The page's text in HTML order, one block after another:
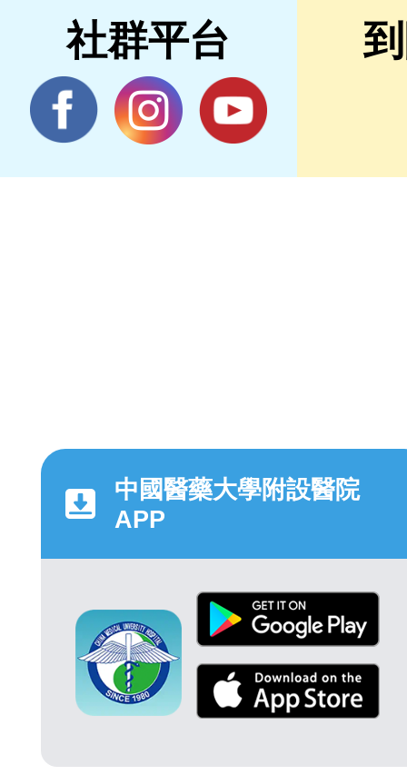
社群平台
中國醫藥大學附設醫院
APP